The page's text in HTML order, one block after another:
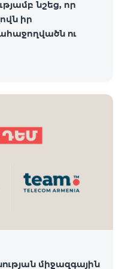
նշեց, որ
իր
ու
միջազգային